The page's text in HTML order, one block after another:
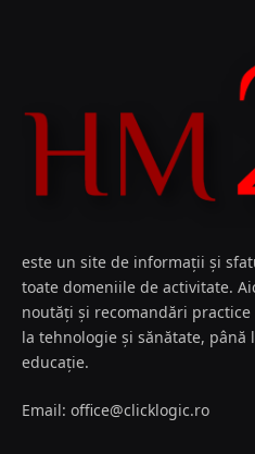
este un site de informații și
toate domeniile de activitate.
noutăți și recomandări
la tehnologie și sănătate, până
educație.
Email: office@clicklogic.ro